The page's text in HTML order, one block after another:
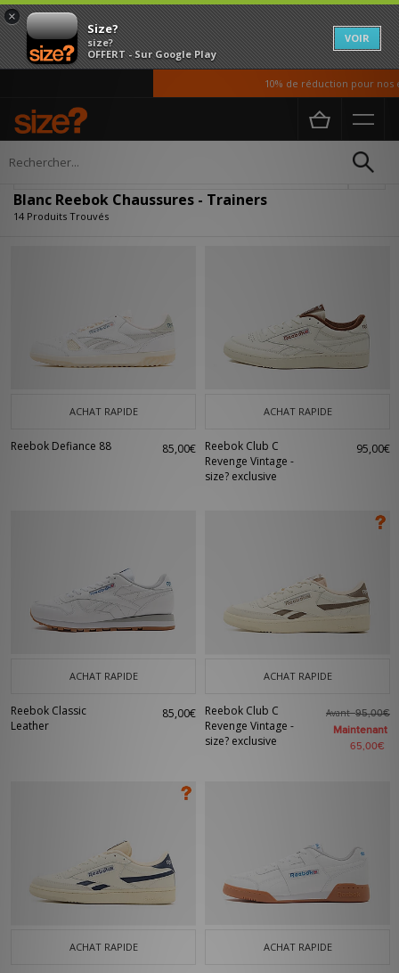
×
Size?
size?
OFFERT - Sur Google Play
VOIR
10% de réduction pour nos
Accueil Homme
Blanc Reebok Chaussures - Trainers
14 Produits Trouvés
ACHAT RAPIDE
Reebok Defiance 88 85,00€
ACHAT RAPIDE
Reebok Club C
Revenge Vintage -
size? exclusive
95,00€
ACHAT RAPIDE
Reebok Classic
Leather
85,00€
ACHAT RAPIDE
Reebok Club C
Revenge Vintage -
size? exclusive
Avant95,00€
Maintenant
65,00€
ACHAT RAPIDE ACHAT RAPIDE